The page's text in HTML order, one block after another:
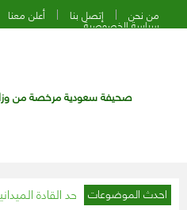
من نحن إتصل بنا أعلن معنا
سياسة الخصوصية
صحيفة سعودية مرخصة من
احدث الموضوعات
يقضي على أحد القادة الميدانيين